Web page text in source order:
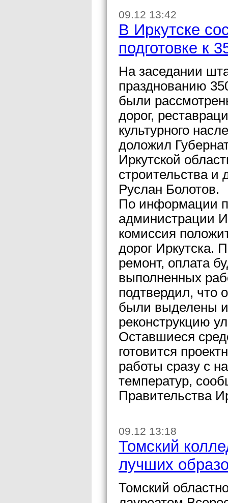
09.12 13:42
В Иркутске
подготовке к
На заседании
празднованию
были
дорог,
культурного
доложил
Иркутской
строительства и
Руслан Болотов.
По информации
администрации
комиссия
дорог Иркутска.
ремонт, оплата
выполненных
подтвердил, что
были выделены
реконструкцию
Оставшиеся
готовится
работы сразу с
температур,
Правительства
09.12 13:18
Томский
лучших
Томский